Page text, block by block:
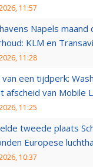
11:57
Napels maand
KLM en
11:28
van een tijdperk:
afscheid van Mobile
11:25
tweede plaats
Europese
10:37